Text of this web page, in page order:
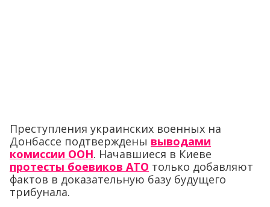
Преступления украинских военных на
Донбассе подтверждены выводами
комиссии ООН. Начавшиеся в Киеве
протесты боевиков АТО только добавляют
фактов в доказательную базу будущего
трибунала.